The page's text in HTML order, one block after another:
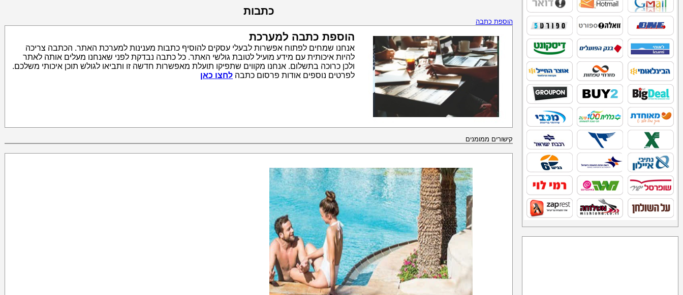
כתבות
הוספת כתבה
הוספת כתבה למערכת
אנחנו שמחים לפתוח אפשרות לבעלי עסקים להוסיף כתבות מענינות למערכת האתר. הכתבה צריכה
להיות איכותית עם מידע מועיל לטובת גולשי האתר. כל כתבה נבדקת לפני שאנחנו מעלים אותה לאתר
ולכן כרוכה בתשלום. אנחנו מקווים שתפיקו תועלת מאפשרות חדשה זו ותביאו לגולש תוכן איכותי משלכם.
לפרטים נוספים אודות פרסום כתבה לחצו כאן
קישורים ממומנים